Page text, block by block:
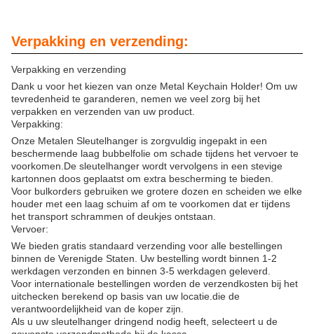
Verpakking en verzending:
Verpakking en verzending
Dank u voor het kiezen van onze Metal Keychain Holder! Om uw
tevredenheid te garanderen, nemen we veel zorg bij het
verpakken en verzenden van uw product.
Verpakking:
Onze Metalen Sleutelhanger is zorgvuldig ingepakt in een
beschermende laag bubbelfolie om schade tijdens het vervoer te
voorkomen.De sleutelhanger wordt vervolgens in een stevige
kartonnen doos geplaatst om extra bescherming te bieden.
Voor bulkorders gebruiken we grotere dozen en scheiden we elke
houder met een laag schuim af om te voorkomen dat er tijdens
het transport schrammen of deukjes ontstaan.
Vervoer:
We bieden gratis standaard verzending voor alle bestellingen
binnen de Verenigde Staten. Uw bestelling wordt binnen 1-2
werkdagen verzonden en binnen 3-5 werkdagen geleverd.
Voor internationale bestellingen worden de verzendkosten bij het
uitchecken berekend op basis van uw locatie.die de
verantwoordelijkheid van de koper zijn.
Als u uw sleutelhanger dringend nodig heeft, selecteert u de